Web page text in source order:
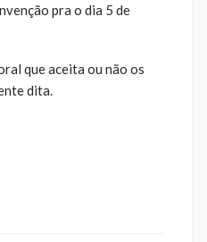
pra o dia 5 de
que aceita ou não os
dita.